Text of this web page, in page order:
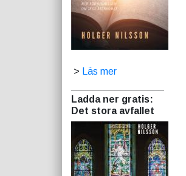
> Läs mer
Ladda ner gratis:
Det stora avfallet